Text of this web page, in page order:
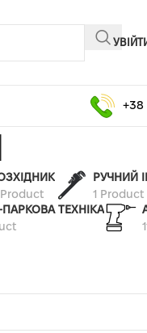
+38
РУЧНИЙ
1 Product
ТЕХНІКА